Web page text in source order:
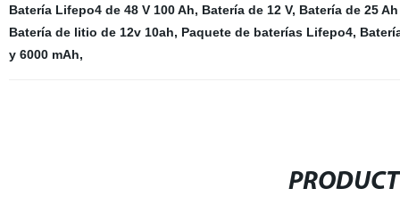
Batería Lifepo4 de 48 V 100 Ah, Batería de 12 V, Batería de 25 Ah
Batería de litio de 12v 10ah, Paquete de baterías Lifepo4,
y 6000 mAh,